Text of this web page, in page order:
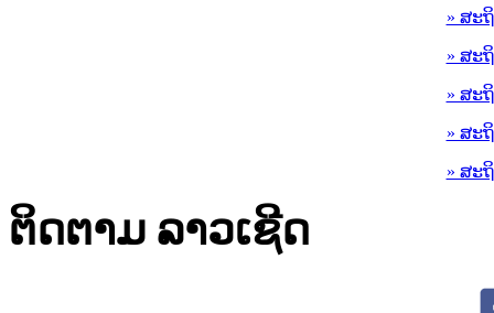
» ສະ
» ສະ
» ສະ
» ສະ
» ສະ
ຕິດຕາມ ລາວເຊີດ